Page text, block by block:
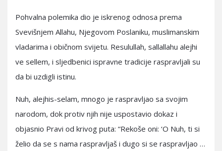
Pohvalna polemika dio je iskrenog odnosa prema
Svevišnjem Allahu, Njegovom Poslaniku, muslimanskim
vladarima i običnom svijetu. Resulullah, sallallahu alejhi
ve sellem, i sljedbenici ispravne tradicije raspravljali su
da bi uzdigli istinu.
Nuh, alejhis-selam, mnogo je raspravljao sa svojim
narodom, dok protiv njih nije uspostavio dokaz i
objasnio Pravi od krivog puta: “Rekoše oni: ‘O Nuh, ti si
želio da se s nama raspravljaš i dugo si se raspravljao …